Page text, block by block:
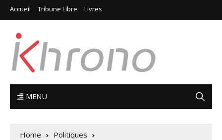
Accueil Tribune Libre Livres
MENU
Home
Politiques